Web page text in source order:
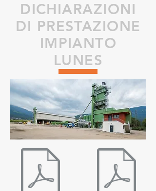
DICHIARAZIONI
DI PRESTAZIONE
IMPIANTO
LUNES